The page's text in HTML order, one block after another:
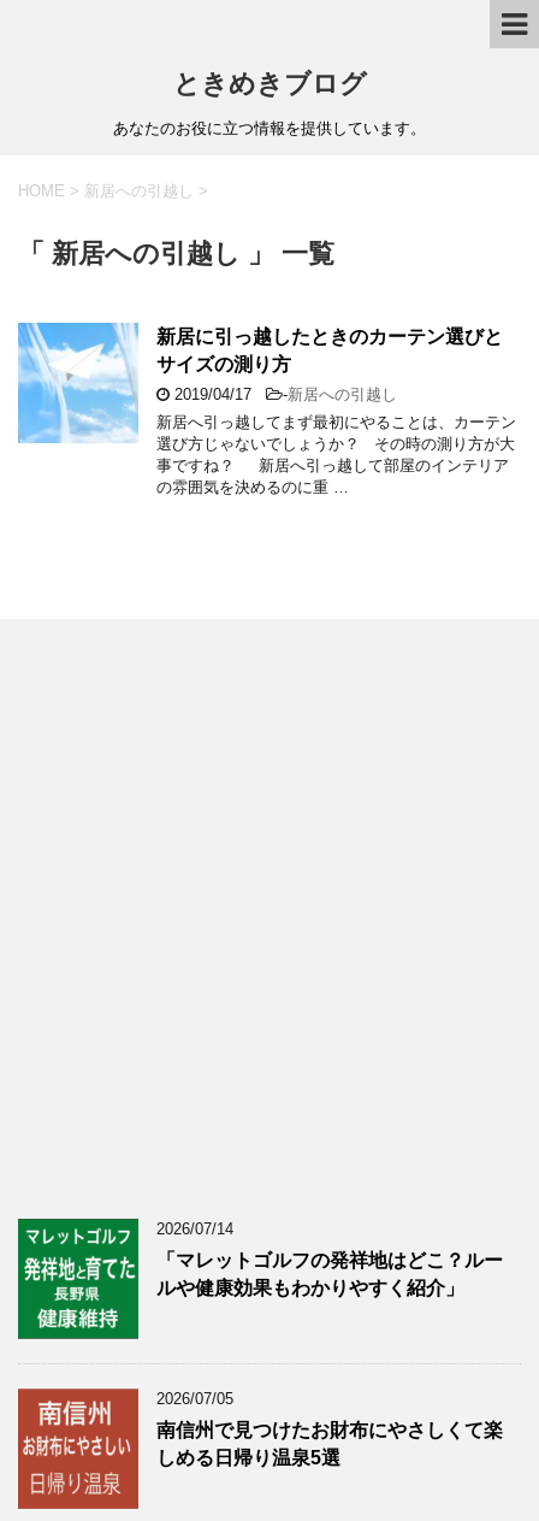
ときめきブログ
あなたのお役に立つ情報を提供しています。
HOME > 新居への引越し >
「 新居への引越し 」 一覧
新居に引っ越したときのカーテン選びと
サイズの測り方
2019/04/17 -新居への引越し
新居へ引っ越してまず最初にやることは、カーテン
選び方じゃないでしょうか？ その時の測り方が大
事ですね？ 新居へ引っ越して部屋のインテリア
の雰囲気を決めるのに重 …
2026/07/14
「マレットゴルフの発祥地はどこ？ルー
ルや健康効果もわかりやすく紹介」
2026/07/05
南信州で見つけたお財布にやさしくて楽
しめる日帰り温泉5選